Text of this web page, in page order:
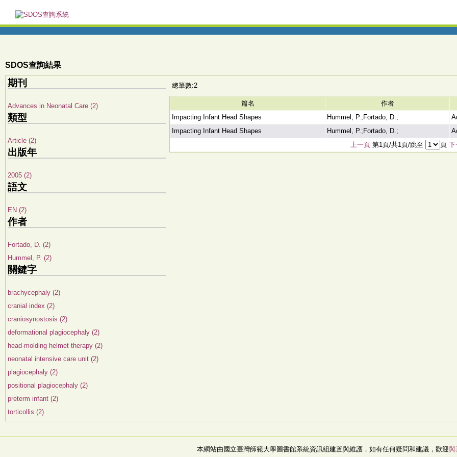
SDOS查詢結果
期刊
Advances in Neonatal Care (2)
類型
Article (2)
出版年
2005 (2)
語文
EN (2)
作者
Fortado, D. (2)
Hummel, P. (2)
關鍵字
brachycephaly (2)
cranial index (2)
craniosynostosis (2)
deformational plagiocephaly (2)
head-molding helmet therapy (2)
neonatal intensive care unit (2)
plagiocephaly (2)
positional plagiocephaly (2)
preterm infant (2)
torticollis (2)
總筆數:2
篇名 作者
Impacting Infant Head Shapes
Hummel, P.;Fortado, D.;
Impacting Infant Head Shapes
Hummel, P.;Fortado, D.;
上一頁 第1頁/共1頁/跳至 頁 下
本網站由國立臺灣師範大學圖書館系統資訊組建置與維護，如有任何疑問和建議，歡迎與